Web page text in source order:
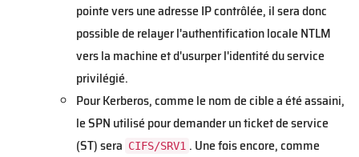
pointe vers une adresse IP contrôlée, il sera donc
possible de relayer l'authentification locale NTLM
vers la machine et d'usurper l'identité du service
privilégié.
Pour Kerberos, comme le nom de cible a été assaini,
le SPN utilisé pour demander un ticket de service
(ST) sera CIFS/SRV1 . Une fois encore, comme